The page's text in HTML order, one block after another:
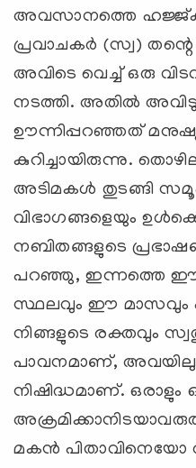
അവസാനത്തെ
പ്രവാചകര്‍ (സ്വ)
അവിടെ വെച്ച് ഒരു
നടത്തി. അതില്‍
ഊന്നിപ്പറഞ്ഞത്
കുറിച്ചായിരുന്നു.
അടിമകള്‍ തുടങ്ങി
വിഭാഗങ്ങളെയും
നബിതങ്ങളുടെ
പറഞ്ഞു, ഇന്നത്തെ
സ്ഥലവും ഈ മാസവും
നിങ്ങളുടെ രക്തവും
പാവനമാണ്,
നിഷിദ്ധമാണ്. ഒരാളും
മകന്‍ പിതാവിനെയോ